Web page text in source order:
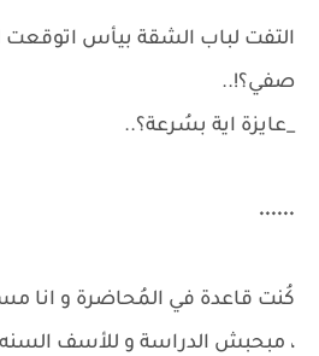
التفت لباب الشقة بيأس اتوقعت
صفي؟!..
_عايزة اية بسُرعة؟..
٠٠٠٠٠٠
كُنت قاعدة في المُحاضرة و انا
، مبحبش الدراسة و للأسف